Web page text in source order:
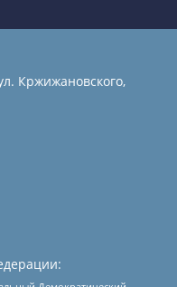
Кржижановского,